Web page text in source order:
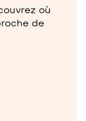
où
de